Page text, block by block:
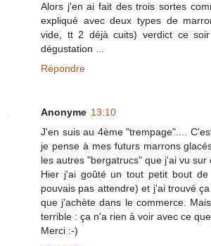
Alors j'en ai fait des trois sortes
expliqué avec deux types de
vide, tt 2 déjà cuits) verdict ce
dégustation ...
Répondre
Anonyme 13:10
J'en suis au 4ème "trempage"....
je pense à mes futurs marrons
les autres "bergatrucs" que j'ai vu sur
Hier j'ai goûté un tout petit bout
pouvais pas attendre) et j'ai trouvé
que j'achète dans le commerce.
terrible : ça n'a rien à voir avec ce
Merci :-)